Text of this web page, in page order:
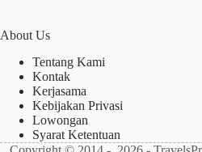
About Us
Tentang Kami
Kontak
Kerjasama
Kebijakan Privasi
Lowongan
Syarat Ketentuan